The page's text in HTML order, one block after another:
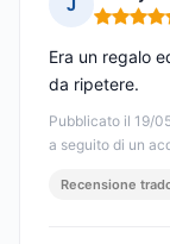
J
Nota: 5
Pubblicato il 19/
a seguito di un
Era un regalo
da ripetere.
Recensione